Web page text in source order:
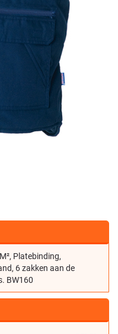
Platebinding,
6 zakken aan de
BW160